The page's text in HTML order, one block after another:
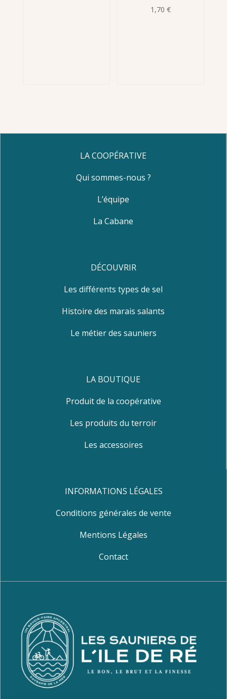
1,70€
LA COOPÉRATIVE
Qui sommes-nous ?
L’équipe
La Cabane
DÉCOUVRIR
Les différents types de sel
Histoire des marais salants
Le métier des sauniers
LA BOUTIQUE
Produit de la coopérative
Les produits du terroir
Les accessoires
INFORMATIONS LÉGALES
Conditions générales de vente
Mentions Légales
Contact